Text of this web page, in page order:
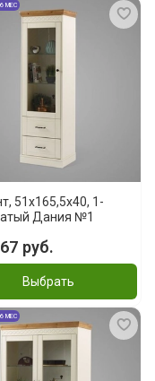
МЕС
51x165,5x40, 1-
Дания №1
руб.
Выбрать
МЕС